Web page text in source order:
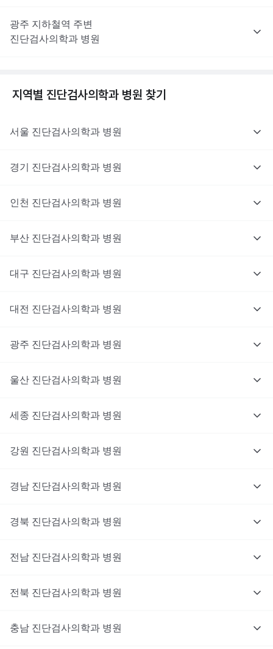
광주 지하철역 주변
진단검사의학과 병원
지역별 진단검사의학과 병원 찾기
서울 진단검사의학과 병원
경기 진단검사의학과 병원
인천 진단검사의학과 병원
부산 진단검사의학과 병원
대구 진단검사의학과 병원
대전 진단검사의학과 병원
광주 진단검사의학과 병원
울산 진단검사의학과 병원
세종 진단검사의학과 병원
강원 진단검사의학과 병원
경남 진단검사의학과 병원
경북 진단검사의학과 병원
전남 진단검사의학과 병원
전북 진단검사의학과 병원
충남 진단검사의학과 병원
대기없이 진료를 받고 싶으신가요?